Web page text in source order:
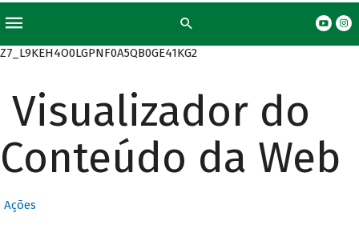
Z7_L9KEH4O0LGPNF0A5QB0GE41KG2
Visualizador do
Conteúdo da Web
Ações